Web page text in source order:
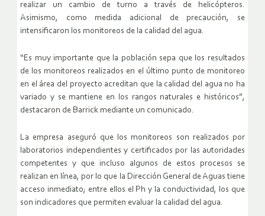
realizar un cambio de turno a través de helicópteros.
Asimismo, como medida adicional de precaución, se
intensificaron los monitoreos de la calidad del agua.
“Es muy importante que la población sepa que los resultados
de los monitoreos realizados en el último punto de monitoreo
en el área del proyecto acreditan que la calidad del agua no ha
variado y se mantiene en los rangos naturales e históricos”,
destacaron de Barrick mediante un comunicado.
La empresa aseguró que los monitoreos son realizados por
laboratorios independientes y certificados por las autoridades
competentes y que incluso algunos de estos procesos se
realizan en línea, por lo que la Dirección General de Aguas tiene
acceso inmediato; entre ellos el Ph y la conductividad, los que
son indicadores que permiten evaluar la calidad del agua.